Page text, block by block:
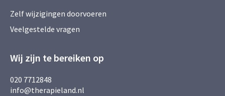
Zelf wijzigingen doorvoeren
Veelgestelde vragen
Wij zijn te bereiken op
020 7712848
info@therapieland.nl